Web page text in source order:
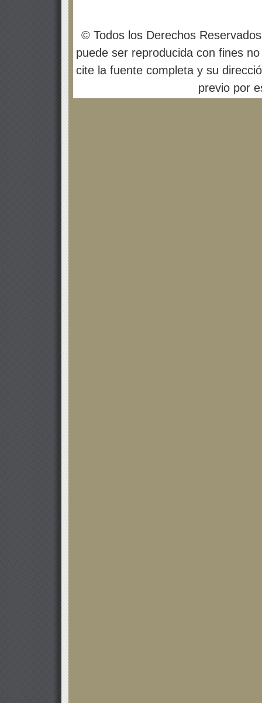
© Todos los Derechos
puede ser reproducida con fines
cite la fuente completa y su
previo por